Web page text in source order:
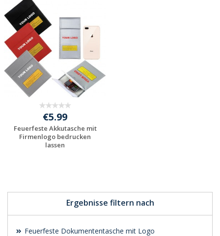
Ergebnisse filtern nach
Feuerfeste Dokumententasche mit Logo
Jetzt Angebot
anfordern
€5.99
Feuerfeste Akkutasche mit
Firmenlogo bedrucken
lassen